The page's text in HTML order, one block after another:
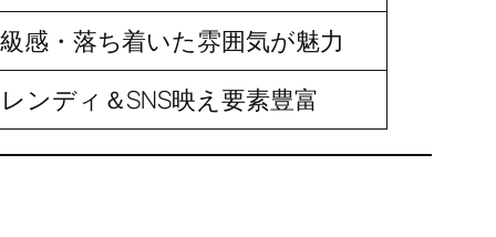
感・落ち着いた雰囲気が魅力
ンディ＆SNS映え要素豊富